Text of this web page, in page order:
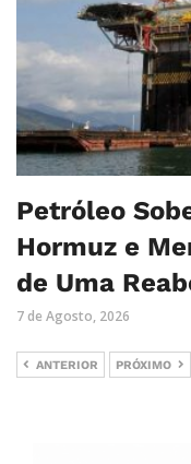
Petróleo
Hormuz e
de Uma
7 de Agosto, 2026
ANTERIOR PRÓXIMO